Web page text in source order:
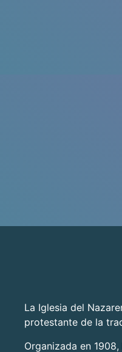
La Iglesia del
protestante de la
Organizada en